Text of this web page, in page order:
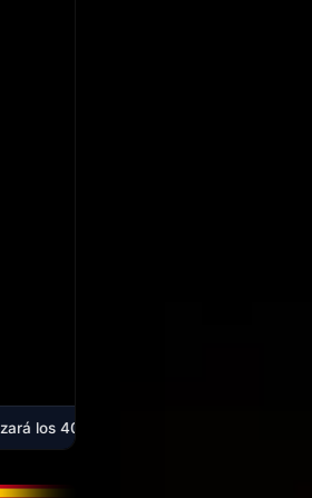
ola de calor que afecta a casi toda